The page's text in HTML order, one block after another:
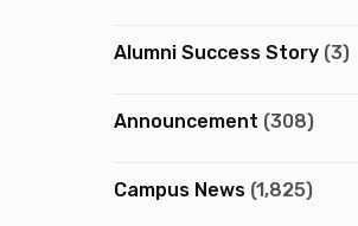
Alumni Success Story(3)
Announcement (308)
Campus News(1,825)